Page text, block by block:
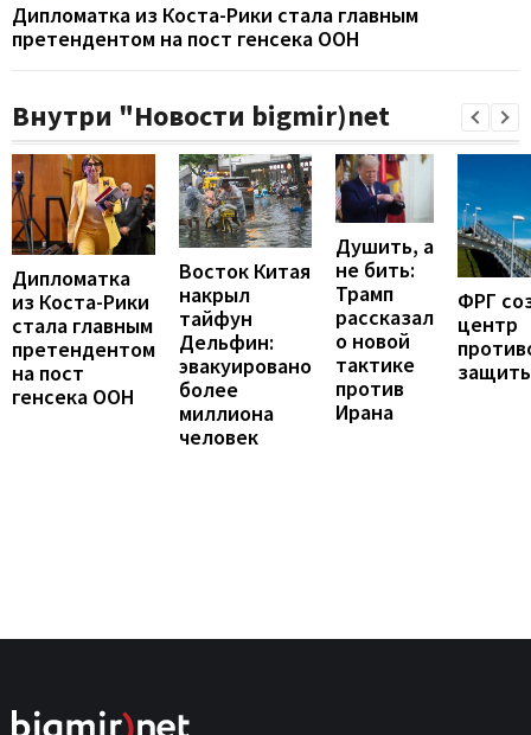
Дипломатка из Коста-Рики стала главным
претендентом на пост генсека ООН
Внутри "Новости bigmir)net
Дипломатка
из Коста-Рики
стала главным
претендентом
на пост
генсека ООН
Восток Китая
накрыл
тайфун
Дельфин:
эвакуировано
более
миллиона
человек
Душить, а
не бить:
Трамп
рассказал
о новой
тактике
против
Ирана
ФРГ
центр